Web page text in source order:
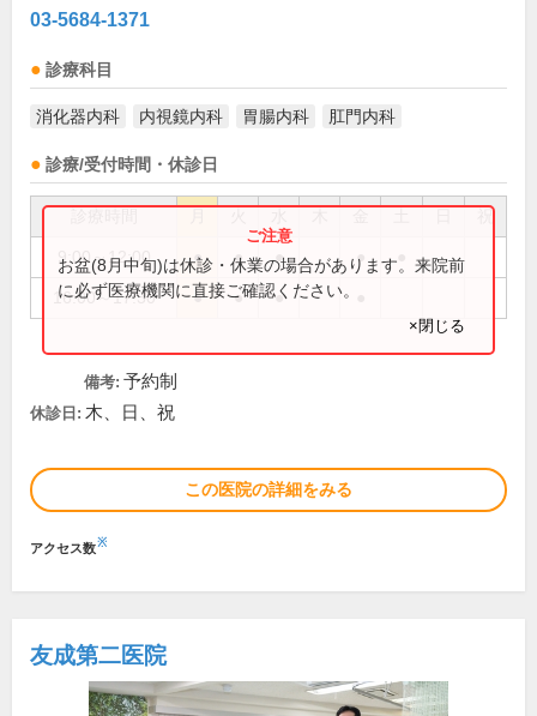
03-5684-1371
診療科目
消化器内科 内視鏡内科 胃腸内科 肛門内科
診療/受付時間・休診日
祝
9:00～12:00 ● ● ● ●
16:00～17:30 ● ● ●
お盆(8月中旬)は休診・休業の場合があります。来院前
に必ず医療機関に直接ご確認ください。
×閉じる
備考: 予約制
休診日: 木、日、祝
この医院の詳細をみる
アクセス数※
友成第二医院